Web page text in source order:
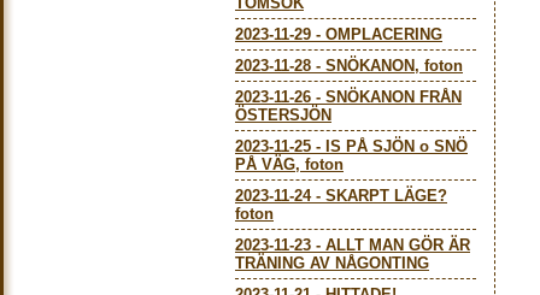
2023-11-29 - OMPLACERING
2023-11-28 - SNÖKANON, foton
2023-11-26 - SNÖKANON FRÅN
ÖSTERSJÖN
2023-11-25 - IS PÅ SJÖN o SNÖ
PÅ VÄG, foton
2023-11-24- SKARPT LÄGE?
foton
2023-11-23 - ALLT MAN GÖR ÄR
TRÄNING AV NÅGONTING